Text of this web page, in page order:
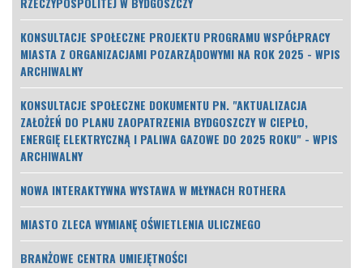
KONSULTACJE SPOŁECZNE PROJEKTU PROGRAMU WSPÓŁPRACY
MIASTA Z ORGANIZACJAMI POZARZĄDOWYMI NA ROK 2025 - WPIS
ARCHIWALNY
KONSULTACJE SPOŁECZNE DOKUMENTU PN. "AKTUALIZACJA
ZAŁOŻEŃ DO PLANU ZAOPATRZENIA BYDGOSZCZY W CIEPŁO,
ENERGIĘ ELEKTRYCZNĄ I PALIWA GAZOWE DO 2025 ROKU" - WPIS
ARCHIWALNY
NOWA INTERAKTYWNA WYSTAWA W MŁYNACH ROTHERA
MIASTO ZLECA WYMIANĘ OŚWIETLENIA ULICZNEGO
BRANŻOWE CENTRA UMIEJĘTNOŚCI